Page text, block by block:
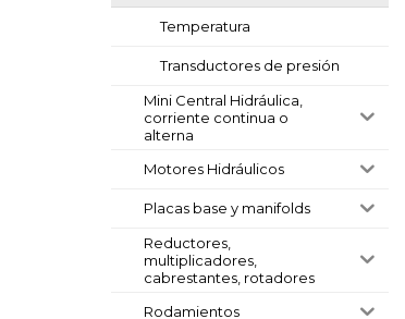
Temperatura
Transductores de presión
Mini Central Hidráulica,
corriente continua o
alterna
Motores Hidráulicos
Placas base y manifolds
Reductores,
multiplicadores,
cabrestantes, rotadores
Rodamientos